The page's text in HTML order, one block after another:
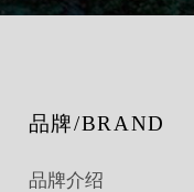
品牌/BRAND
品牌介绍